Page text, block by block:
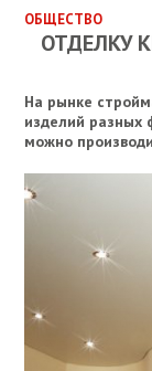
ОБЩЕСТВО
ОТДЕЛКУ
На рынке
изделий разных
можно